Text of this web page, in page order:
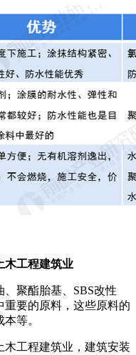
木工程建筑业
聚酯胎基、SBS改性
要的原料，这些原料的
等。
木工程建筑业，建筑安装